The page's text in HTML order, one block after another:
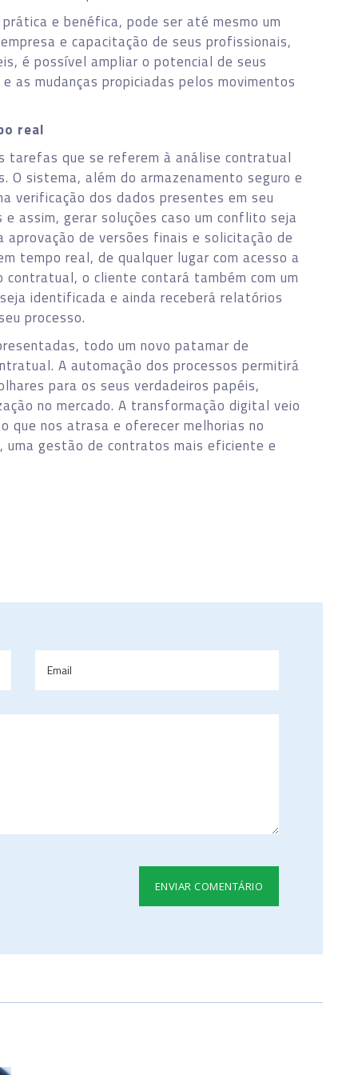
e benéfica, pode ser até mesmo um
e capacitação de seus profissionais,
é possível ampliar o potencial de seus
as mudanças propiciadas pelos movimentos
real
tarefas que se referem à análise contratual
O sistema, além do armazenamento seguro e
verificação dos dados presentes em seu
assim, gerar soluções caso um conflito seja
aprovação de versões finais e solicitação de
tempo real, de qualquer lugar com acesso a
o cliente contará também com um
identificada e ainda receberá relatórios
processo.
todo um novo patamar de
A automação dos processos permitirá
para os seus verdadeiros papéis,
no mercado. A transformação digital veio
que nos atrasa e oferecer melhorias no
uma gestão de contratos mais eficiente e